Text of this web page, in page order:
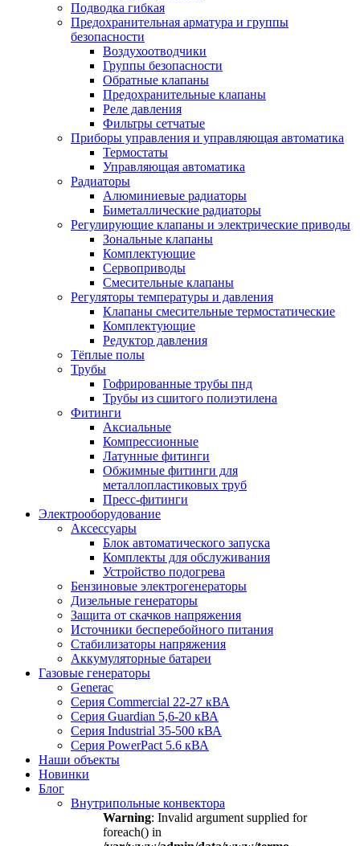
Подводка гибкая
Предохранительная арматура и группы
безопасности
Воздухоотводчики
Группы безопасности
Обратные клапаны
Предохранительные клапаны
Реле давления
Фильтры сетчатые
Приборы управления и управляющая автоматика
Термостаты
Управляющая автоматика
Радиаторы
Алюминиевые радиаторы
Биметаллические радиаторы
Регулирующие клапаны и электрические приводы
Зональные клапаны
Комплектующие
Сервоприводы
Смесительные клапаны
Регуляторы температуры и давления
Клапаны смесительные термостатические
Комплектующие
Редуктор давления
Тёплые полы
Трубы
Гофрированные трубы пнд
Трубы из сшитого полиэтилена
Фитинги
Аксиальные
Компрессионные
Латунные фитинги
Обжимные фитинги для
металлопластиковых труб
Пресс-фитинги
Электрооборудование
Аксессуары
Блок автоматического запуска
Комплекты для обслуживания
Устройство подогрева
Бензиновые электрогенераторы
Дизельные генераторы
Защита от скачков напряжения
Источники бесперебойного питания
Стабилизаторы напряжения
Аккумуляторные батареи
Газовые генераторы
Generac
Серия Commercial 22-27 кВА
Серия Guardian 5,6-20 кВА
Серия Industrial 35-500 кВА
Серия PowerPact 5.6 кВА
Наши объекты
Новинки
Блог
Внутрипольные конвектора
Warning: Invalid argument supplied for
foreach() in